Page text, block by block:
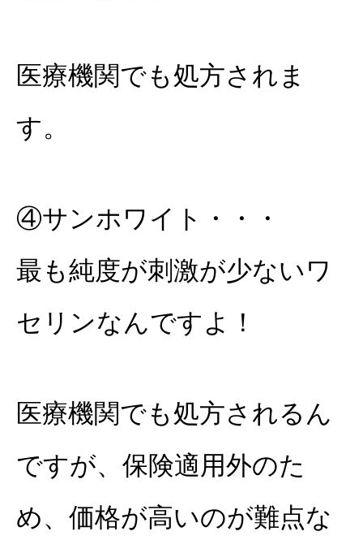
医療機関でも処方されま
す。
④サンホワイト・・・
最も純度が刺激が少ないワ
セリンなんですよ！
医療機関でも処方されるん
ですが、保険適用外のた
め、価格が高いのが難点な